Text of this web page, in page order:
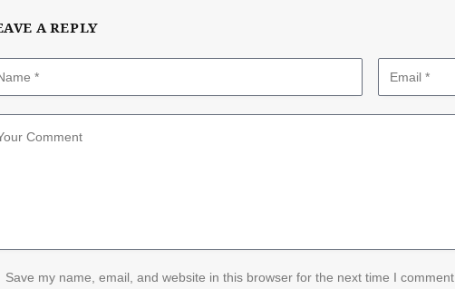
A REPLY
Save my name, email, and website in this browser for the next time I comment.